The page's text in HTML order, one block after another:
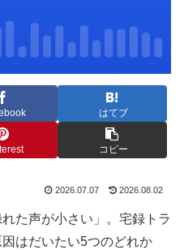
はてブ
コピー
2026.07.07 2026.08.02
た声が小さい」。宅録トラ
はだいたい5つのどれか